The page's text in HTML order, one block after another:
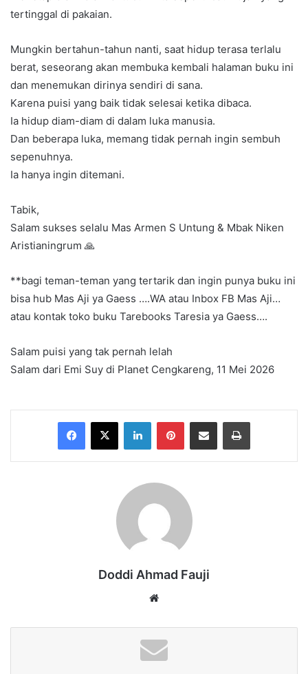
tertinggal di pakaian.
Mungkin bertahun-tahun nanti, saat hidup terasa terlalu
berat, seseorang akan membuka kembali halaman buku ini
dan menemukan dirinya sendiri di sana.
Karena puisi yang baik tidak selesai ketika dibaca.
Ia hidup diam-diam di dalam luka manusia.
Dan beberapa luka, memang tidak pernah ingin sembuh
sepenuhnya.
Ia hanya ingin ditemani.
Tabik,
Salam sukses selalu Mas Armen S Untung & Mbak Niken
Aristianingrum 🙏
**bagi teman-teman yang tertarik dan ingin punya buku ini
bisa hub Mas Aji ya Gaess ….WA atau Inbox FB Mas Aji…
atau kontak toko buku Tarebooks Taresia ya Gaess….
Salam puisi yang tak pernah lelah
Salam dari Emi Suy di Planet Cengkareng, 11 Mei 2026
Facebook
X LinkedInPinterestShare via Email Print
Doddi Ahmad Fauji